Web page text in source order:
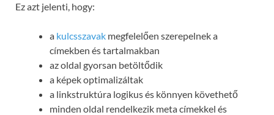
Ez azt jelenti, hogy:
a kulcsszavak megfelelően szerepelnek a
címekben és tartalmakban
az oldal gyorsan betöltődik
a képek optimalizáltak
a linkstruktúra logikus és könnyen követhető
minden oldal rendelkezik meta címekkel és